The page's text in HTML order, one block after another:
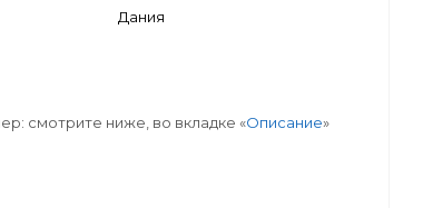
Дания
смотрите ниже, во вкладке «Описание»